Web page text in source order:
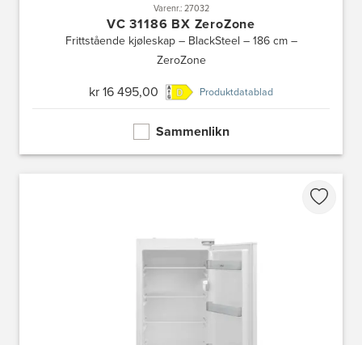
Varenr.: 27032
VC 31186 BX ZeroZone
Frittstående kjøleskap – BlackSteel – 186 cm –
ZeroZone
kr 16 495,00 Produktdatablad
Sammenlikn